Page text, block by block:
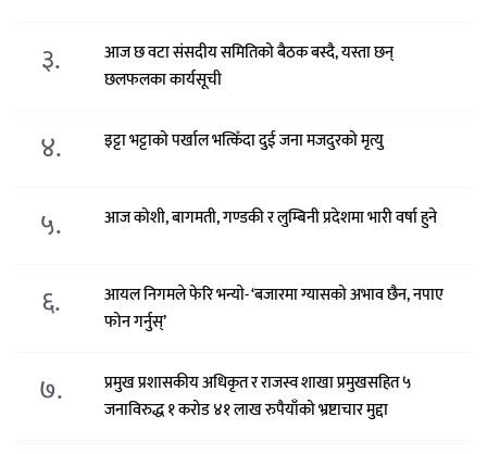
३.
आज छ वटा संसदीय समितिको बैठक बस्दै, यस्ता छन्
छलफलका कार्यसूची
४. इट्टा भट्टाको पर्खाल भत्किँदा दुई जना मजदुरको मृत्यु
५. आज कोशी, बागमती, गण्डकी र लुम्बिनी प्रदेशमा भारी वर्षा हुने
६.
आयल निगमले फेरि भन्याे- ‘बजारमा ग्यासको अभाव छैन, नपाए
फोन गर्नुस्’
७.
प्रमुख प्रशासकीय अधिकृत र राजस्व शाखा प्रमुखसहित ५
जनाविरुद्ध १ करोड ४१ लाख रुपैयाँको भ्रष्टाचार मुद्दा